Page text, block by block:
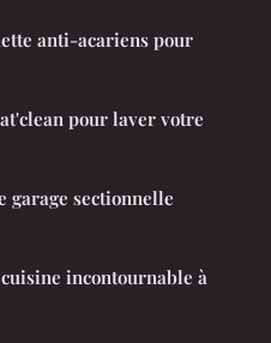
anti-acariens pour
pour laver votre
garage sectionnelle
incontournable à